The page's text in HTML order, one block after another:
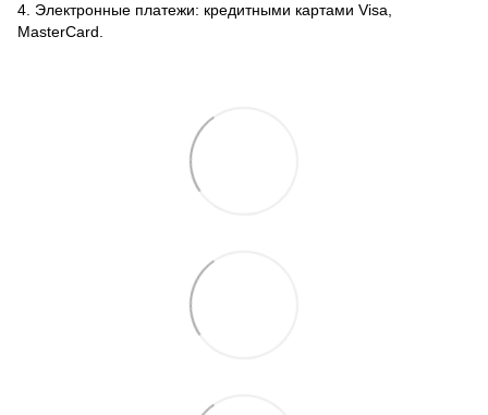
4. Электронные платежи: кредитными картами Visa,
MasterCard.